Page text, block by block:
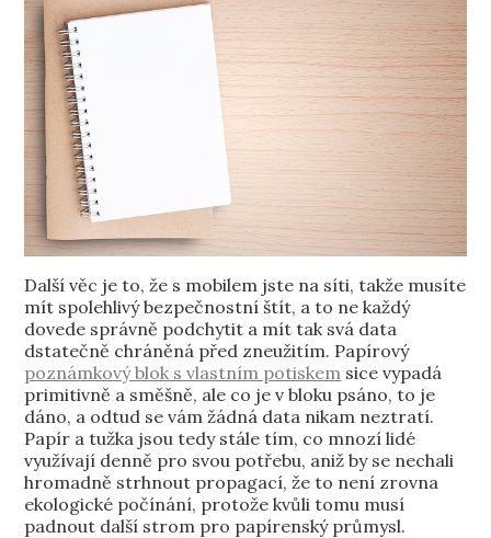
Další věc je to, že s mobilem jste na síti, takže musíte
mít spolehlivý bezpečnostní štít, a to ne každý
dovede správně podchytit a mít tak svá data
dstatečně chráněná před zneužitím. Papírový
poznámkový blok s vlastním potiskem sice vypadá
primitivně a směšně, ale co je v bloku psáno, to je
dáno, a odtud se vám žádná data nikam neztratí.
Papír a tužka jsou tedy stále tím, co mnozí lidé
využívají denně pro svou potřebu, aniž by se nechali
hromadně strhnout propagací, že to není zrovna
ekologické počínání, protože kvůli tomu musí
padnout další strom pro papírenský průmysl.